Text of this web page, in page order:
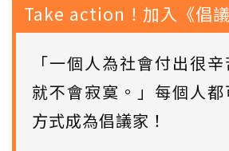
Take action！加入《倡議
「一個人為社會付出很
就不會寂寞。」每個人
方式成為倡議家！